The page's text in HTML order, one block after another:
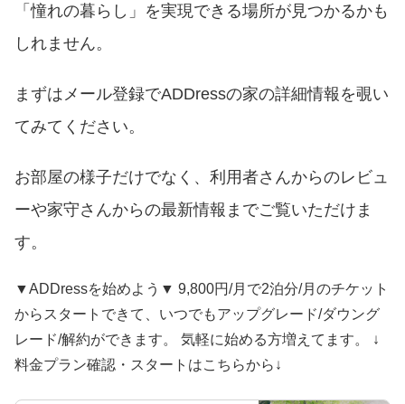
「憧れの暮らし」を実現できる場所が見つかるかも
しれません。
まずはメール登録でADDressの家の詳細情報を覗い
てみてください。
お部屋の様子だけでなく、利用者さんからのレビュ
ーや家守さんからの最新情報までご覧いただけま
す。
▼ADDressを始めよう▼ 9,800円/月で2泊分/月のチケット
からスタートできて、いつでもアップグレード/ダウング
レード/解約ができます。 気軽に始める方増えてます。 ↓
料金プラン確認・スタートはこちらから↓